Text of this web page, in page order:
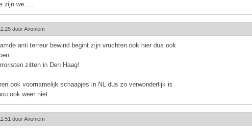
zijn we.....
doorAnoniem
anti terreur bewind begint zijn vruchten ook hier dus ook
zitten in Den Haag!
ook voornamelijk schaapjes in NL dus zo verwonderlijk is
ook weer niet.
doorAnoniem